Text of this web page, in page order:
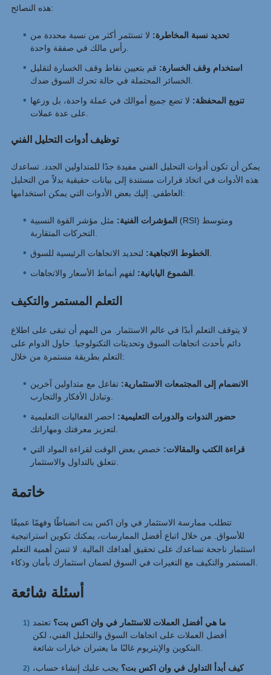
هذه النصائح:
تحديد نسبة المخاطرة: لا تستثمر أكثر من نسبة محددة من
استخدام وقف الخسارة: قم بتعيين نقاط وقف الخسارة لتقليل
تنويع المحفظة: لا تضع جميع أموالك في عملة واحدة، بل وزعها
توظيف أدوات التحليل الفني
يمكن أن تكون أدوات التحليل الفني مفيدة جدًا للمتداولين الجدد. تساعدك
هذه الأدوات في اتخاذ قرارات مستندة إلى بيانات حقيقية بدلاً من التحليل
العاطفي. إليك بعض الأدوات التي يمكن استخدامها:
المؤشرات الفنية: مثل مؤشر القوة النسبية (RSI) ومتوسط
الخطوط الاتجاهية:
الشموع اليابانية:
التعلم المستمر والتكيف
لا يتوقف التعلم أبدًا في عالم الاستثمار. من المهم أن تبقى على اطلاع
دائم بأحدث اتجاهات السوق وتحديثات التكنولوجيا. حاول الدوام على
التعلم بطريقة مستمرة من خلال:
الانضمام إلى المجتمعات الاستثمارية: تفاعل مع متداولين آخرين
حضور الندوات والدورات التعليمية: احضر الفعاليات التعليمية
قراءة الكتب والمقالات: خصص بعض الوقت لقراءة المواد التي
تتعلق بالتداول والاستثمار.
خاتمة
تتطلب ممارسة الاستثمار في وان اكس بت انضباطًا وفهمًا عميقًا
للأسواق. من خلال اتباع أفضل الممارسات، يمكنك تكوين استراتيجية
استثمار ناجحة تساعدك على تحقيق أهدافك المالية. لا تنسَ أهمية التعلم
أسئلة شائعة
ما هي أفضل العملات للاستثمار في وان اكس بت؟ تعتمد
أفضل العملات على اتجاهات السوق والتحليل الفني، لكن
كيف أبدأ التداول في وان اكس بت؟ يجب عليك إنشاء حساب،